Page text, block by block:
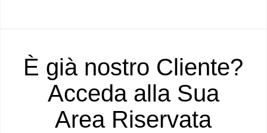
È già nostro Cliente?
Acceda alla Sua
Area Riservata